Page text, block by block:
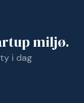
miljø.
i dag